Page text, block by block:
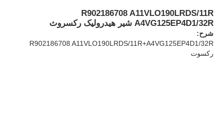
ویدیو
درباره ما
R902186708 A11VLO190LRDS/11R
A4VG125EP4D1/32R شیر هیدرولیک رکسروث
شرح:
R902186708 A11VLO190LRDS/11R+A4VG125EP4D1/32R
رکسوت